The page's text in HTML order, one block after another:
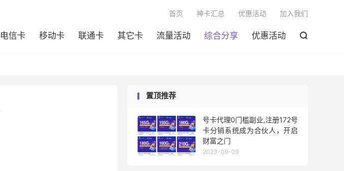
电信卡 移动卡 联通卡 其它卡 流量活动 综合分享 优惠活动 
首页 神卡汇总 优惠活动 加入我们
置顶推荐
号卡代理0门槛副业,注册172号
卡分销系统成为合伙人，开启
财富之门
2023-09-09